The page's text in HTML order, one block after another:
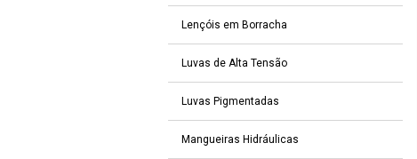
Lençóis em Borracha
Luvas de Alta Tensão
Luvas Pigmentadas
Mangueiras Hidráulicas